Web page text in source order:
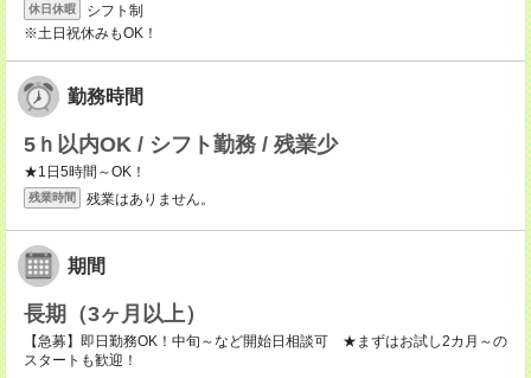
休日休暇
シフト制
※土日祝休みもOK！
勤務時間
5ｈ以内OK / シフト勤務 / 残業少
★1日5時間～OK！
残業時間 残業はありません。
期間
長期（3ヶ月以上）
【急募】即日勤務OK！中旬～など開始日相談可 ★まずはお試し2カ月～の
スタートも歓迎！